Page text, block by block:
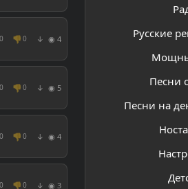
Русские
Песни
Песни на
0 👎 0 ↓ ◉ 4
0 👎 0 ↓ ◉ 5
0 👎 0 ↓ ◉ 4
0 👎 0 ↓ ◉ 3